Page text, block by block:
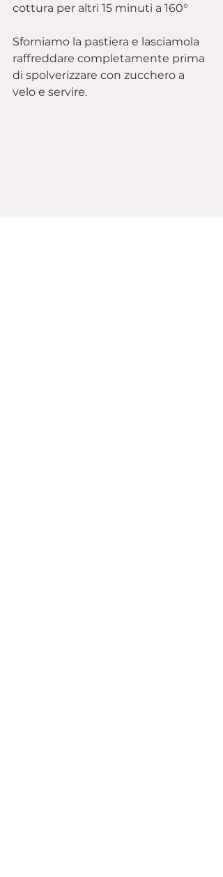
cottura per altri 15 minuti a 160°
Sforniamo la pastiera e lasciamola
raffreddare completamente prima
di spolverizzare con zucchero a
velo e servire.